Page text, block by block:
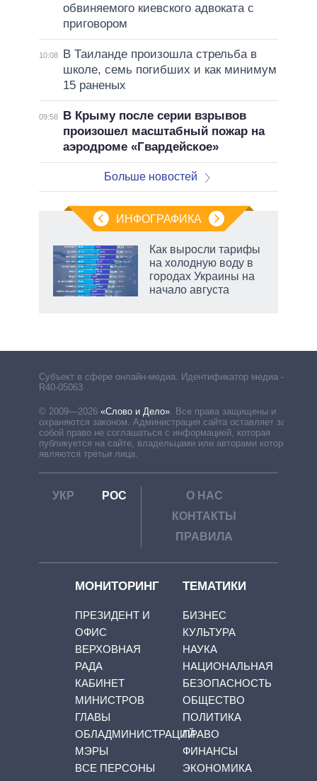
обвиняемого киевского адвоката с
приговором
10:08
В Таиланде произошла стрельба в
школе, семь погибших и как минимум
15 раненых
09:58
В Крыму после серии взрывов
произошел масштабный пожар на
аэродроме «Гвардейское»
Больше новостей
ИНФОГРАФИКА
Как выросли тарифы
на холодную воду в
городах Украины на
начало августа
Субъект в сфере онлайн-медиа. Идентификатор медиа –
R40-05063
© 2009—2026 «Слово и Дело»
Все права защищены и
охраняются законом. Администрация сайта оставляет за
собой право не соглашаться с информацией, которая
публикуется на сайте, владельцами или авторами которой
являются третьи лица.
УКР РОС
О НАС
КОНТАКТЫ
ПРАВИЛА
МОНИТОРИНГ
ПРЕЗИДЕНТ И
ОФИС
ВЕРХОВНАЯ
РАДА
КАБИНЕТ
МИНИСТРОВ
ГЛАВЫ
ОБЛАДМИНИСТРАЦИЙ
МЭРЫ
ВСЕ ПЕРСОНЫ
ТЕМАТИКИ
БИЗНЕС
КУЛЬТУРА
НАУКА
НАЦИОНАЛЬНАЯ
БЕЗОПАСНОСТЬ
ОБЩЕСТВО
ПОЛИТИКА
ПРАВО
ФИНАНСЫ
ЭКОНОМИКА